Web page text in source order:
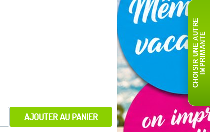
AJOUTER AU PANIER
C
H
O
I
S
I
R
U
N
E
AU
T
R
E
I
M
P
R
I
M
A
N
TE